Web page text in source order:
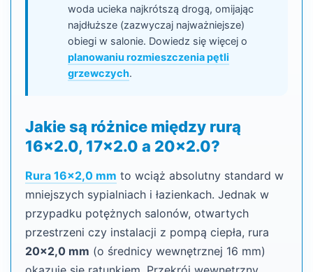
woda ucieka najkrótszą drogą, omijając
najdłuższe (zazwyczaj najważniejsze)
obiegi w salonie. Dowiedz się więcej o
planowaniu rozmieszczenia pętli
grzewczych.
Jakie są różnice między rurą
16x2.0, 17x2.0 a 20x2.0?
Rura 16x2,0 mm to wciąż absolutny standard w
mniejszych sypialniach i łazienkach. Jednak w
przypadku potężnych salonów, otwartych
przestrzeni czy instalacji z pompą ciepła, rura
20x2,0 mm (o średnicy wewnętrznej 16 mm)